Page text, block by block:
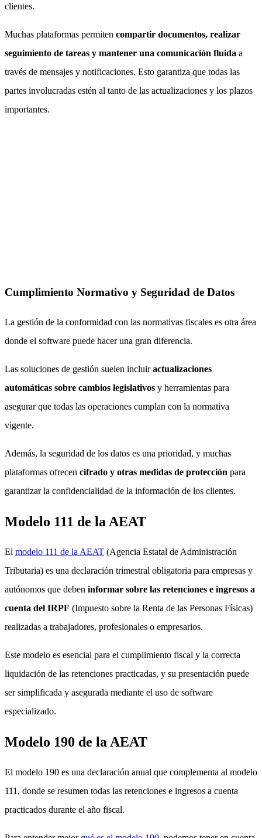
clientes.
Muchas plataformas permiten compartir documentos, realizar
seguimiento de tareas y mantener una comunicación fluida a
través de mensajes y notificaciones. Esto garantiza que todas las
partes involucradas estén al tanto de las actualizaciones y los plazos
importantes.
Cumplimiento Normativo y Seguridad de Datos
La gestión de la conformidad con las normativas fiscales es otra área
donde el software puede hacer una gran diferencia.
Las soluciones de gestión suelen incluiractualizaciones
automáticas sobre cambios legislativos y herramientas para
asegurar que todas las operaciones cumplan con la normativa
vigente.
Además, la seguridad de los datos es una prioridad, y muchas
plataformas ofrecen cifrado y otras medidas de protección para
garantizar la confidencialidad de la información de los clientes.
Modelo 111 de la AEAT
El modelo 111 de la AEAT (Agencia Estatal de Administración
Tributaria) es una declaración trimestral obligatoria para empresas y
autónomos que deben informar sobre las retenciones e ingresos a
cuenta del IRPF (Impuesto sobre la Renta de las Personas Físicas)
realizadas a trabajadores, profesionales o empresarios.
Este modelo es esencial para el cumplimiento fiscal y la correcta
liquidación de las retenciones practicadas, y su presentación puede
ser simplificada y asegurada mediante el uso de software
especializado.
Modelo 190 de la AEAT
El modelo 190 es una declaración anual que complementa al modelo
111, donde se resumen todas las retenciones e ingresos a cuenta
practicados durante el año fiscal.